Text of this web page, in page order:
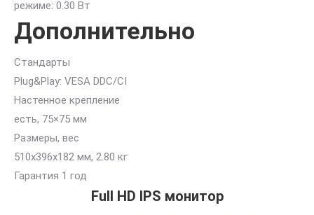
режиме: 0.30 Вт
Дополнительно
Стандарты
Plug&Play: VESA DDC/CI
Настенное крепление
есть, 75×75 мм
Размеры, вес
510x396x182 мм, 2.80 кг
Гарантия 1 год
Full HD IPS монитор